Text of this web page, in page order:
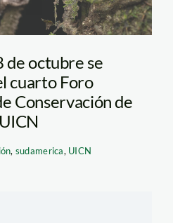
de octubre se
cuarto Foro
Conservación de
, sudamerica, UICN